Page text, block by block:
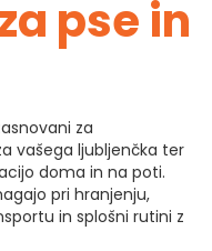
pse in
za
vašega ljubljenčka ter
doma in na poti.
pri hranjenju,
in splošni rutini z